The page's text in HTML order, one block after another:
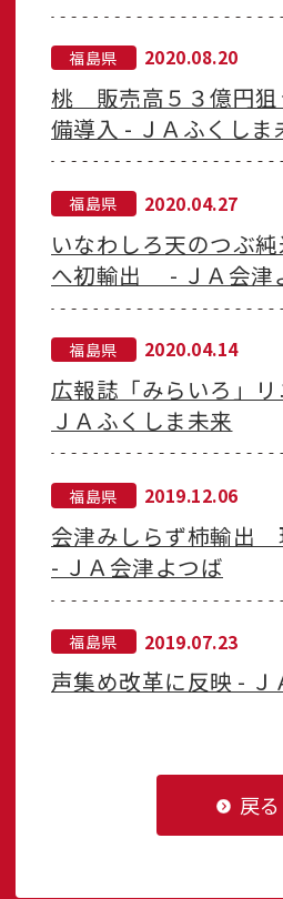
福島県 2020.08.20
桃 販売高５３億円
備導入 - ＪＡふくしま
福島県 2020.04.27
いなわしろ天のつぶ
へ初輸出 - ＪＡ会津
福島県 2020.04.14
広報誌「みらいろ」
ＪＡふくしま未来
福島県 2019.12.06
会津みしらず柿輸出
- ＪＡ会津よつば
福島県 2019.07.23
声集め改革に反映 - Ｊ
戻る